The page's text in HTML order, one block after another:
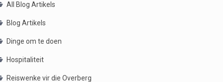
All Blog Artikels
Blog Artikels
Dinge om te doen
Hospitaliteit
Reiswenke vir die Overberg